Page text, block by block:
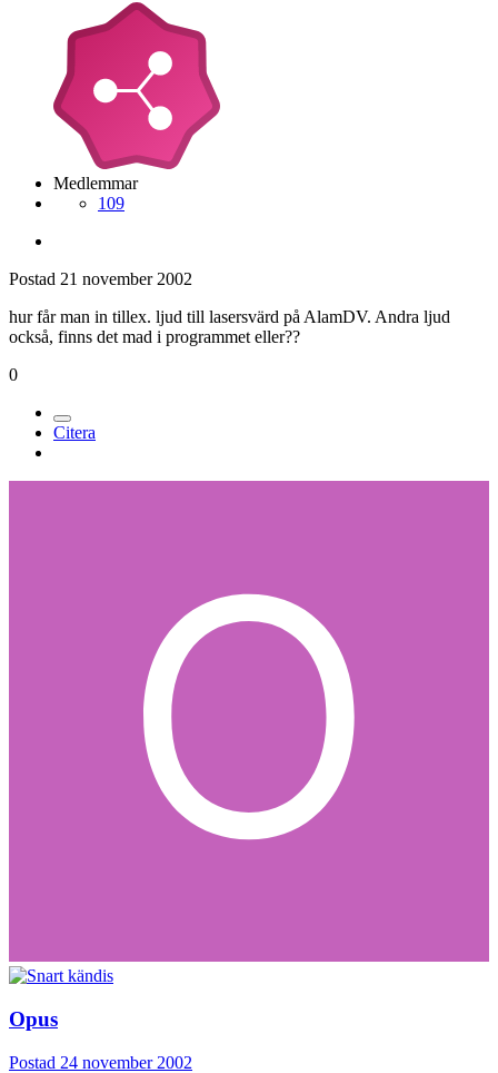
Medlemmar
109
Postad 21 november 2002
hur får man in tillex. ljud till lasersvärd på AlamDV. Andra ljud
också, finns det mad i programmet eller??
0
Citera
Opus
Postad 24 november 2002